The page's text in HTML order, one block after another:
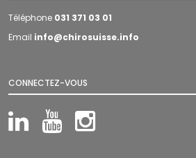
Téléphone 031 371 03 01
Email info@chirosuisse.info
CONNECTEZ-VOUS
LinkedIn
YouTube